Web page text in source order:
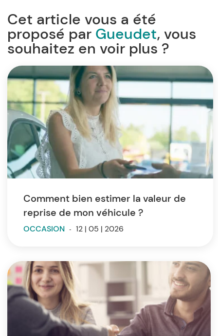
Cet article vous a été
proposé par Gueudet, vous
souhaitez en voir plus ?
Comment bien estimer la valeur de
reprise de mon véhicule ?
OCCASION - 12 | 05 | 2026